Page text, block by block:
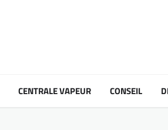
CENTRALE VAPEUR CONSEIL